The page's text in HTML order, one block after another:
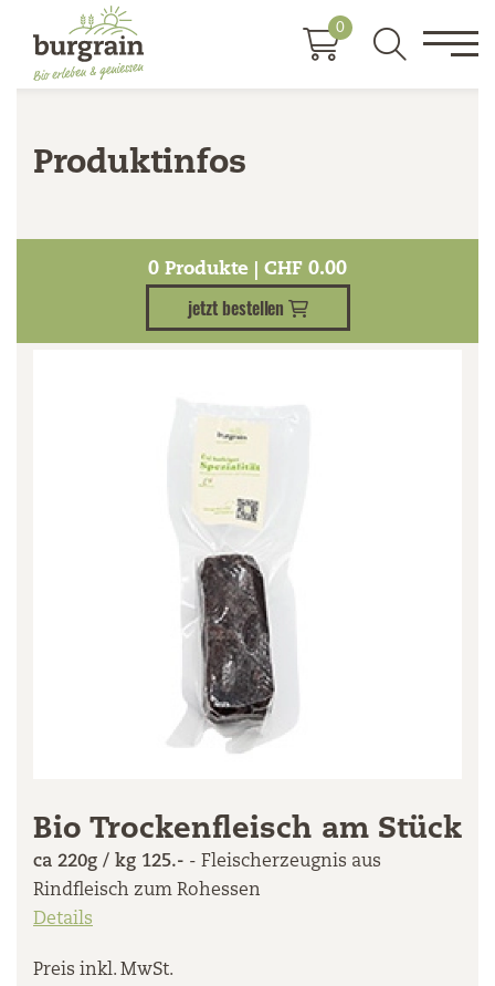
0
0 Produkte | CHF 0.00
jetzt bestellen
Produktinfos
Kategorien
Bio Trockenfleisch am Stück
ca 220g / kg 125.- - Fleischerzeugnis aus
Rindfleisch zum Rohessen
Details
Preis inkl. MwSt.